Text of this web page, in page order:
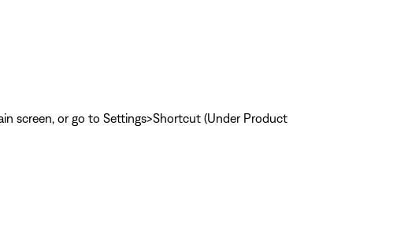
screen, or go to Settings>Shortcut (Under Product